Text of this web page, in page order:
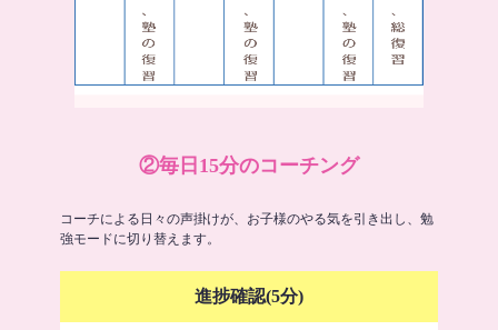
②毎日15分のコーチング
コーチによる日々の声掛けが、お子様のやる気を引き出し、勉
強モードに切り替えます。
進捗確認(5分)